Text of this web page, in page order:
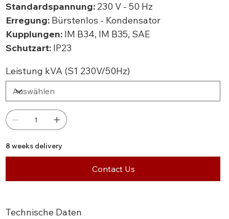
Standardspannung:230 V - 50 Hz
Erregung:Bürstenlos - Kondensator
Kupplungen:IM B34, IM B35, SAE
Schutzart:IP23
Leistung kVA (S1 230V/50Hz)
8 weeks delivery
Contact Us
Technische Daten